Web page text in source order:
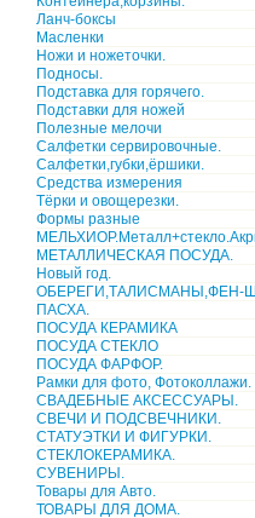
Ланч-боксы
Масленки
Ножи и ножеточки.
Подносы.
Подставка для горячего.
Подставки для ножей
Полезные мелочи
Салфетки сервировочные.
Салфетки,губки,ёршики.
Средства измерения
Тёрки и овощерезки.
Формы разные
МЕТАЛЛИЧЕСКАЯ ПОСУДА.
Новый год.
ОБЕРЕГИ,ТАЛИСМАНЫ,ФЕН-
ПАСХА.
ПОСУДА КЕРАМИКА
ПОСУДА СТЕКЛО
ПОСУДА ФАРФОР.
Рамки для фото, Фотоколлажи.
СВАДЕБНЫЕ АКСЕССУАРЫ.
СВЕЧИ И ПОДСВЕЧНИКИ.
СТАТУЭТКИ И ФИГУРКИ.
СТЕКЛОКЕРАМИКА.
СУВЕНИРЫ.
Товары для Авто.
ТОВАРЫ ДЛЯ ДОМА.